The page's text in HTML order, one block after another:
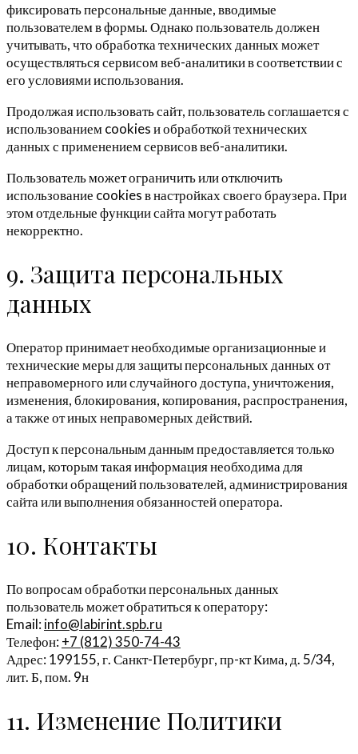
фиксировать персональные данные, вводимые
пользователем в формы. Однако пользователь должен
учитывать, что обработка технических данных может
осуществляться сервисом веб-аналитики в соответствии с
его условиями использования.
Продолжая использовать сайт, пользователь соглашается с
использованием cookies и обработкой технических
данных с применением сервисов веб-аналитики.
Пользователь может ограничить или отключить
использование cookies в настройках своего браузера. При
этом отдельные функции сайта могут работать
некорректно.
9. Защита персональных
данных
Оператор принимает необходимые организационные и
технические меры для защиты персональных данных от
неправомерного или случайного доступа, уничтожения,
изменения, блокирования, копирования, распространения,
а также от иных неправомерных действий.
Доступ к персональным данным предоставляется только
лицам, которым такая информация необходима для
обработки обращений пользователей, администрирования
сайта или выполнения обязанностей оператора.
10. Контакты
По вопросам обработки персональных данных
пользователь может обратиться к оператору:
Email:info@labirint.spb.ru
Телефон:+7 (812) 350-74-43
Адрес: 199155, г. Санкт-Петербург, пр-кт Кима, д. 5/34,
лит. Б, пом. 9н
11. Изменение Политики